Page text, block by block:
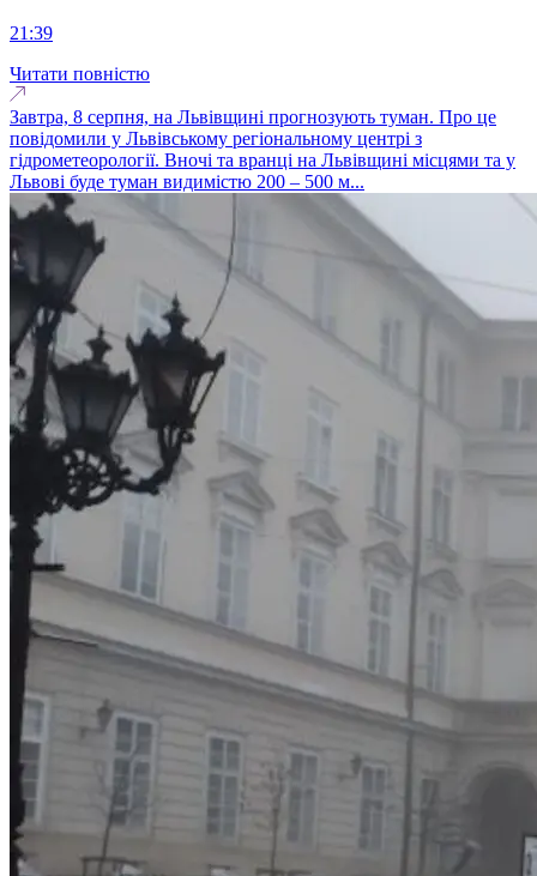
21:39
Читати повністю
Завтра, 8 серпня, на Львівщині прогнозують туман. Про це
повідомили у Львівському регіональному центрі з
гідрометеорології. Вночі та вранці на Львівщині місцями та у
Львові буде туман видимістю 200 – 500 м...